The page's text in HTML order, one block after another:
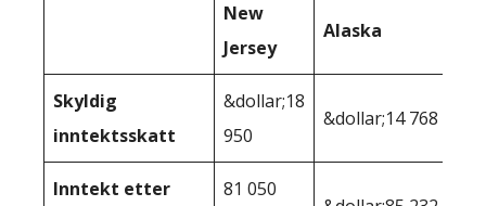
New
Jersey
Alaska
Skyldig
inntektsskatt
&dollar;18
950
&dollar;14 768
Inntekt etter
81 050